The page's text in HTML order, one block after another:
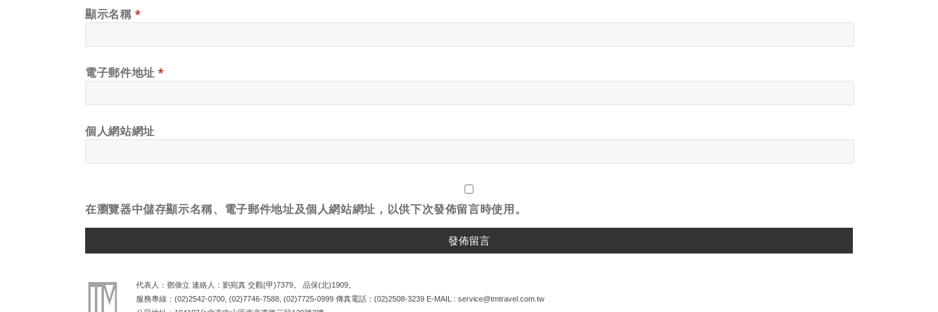
顯示名稱*
電子郵件地址*
個人網站網址
在瀏覽器中儲存顯示名稱、電子郵件地址及個人網站網址，以供下次發佈留言時使用。
代表人：鄧偉立 連絡人：劉宛真 交觀(甲)7379。 品保(北)1909。
服務專線： (02)2542-0700 (02)7746-7588 (02)7725-0999 傳真電話： (02)2508-3239 E-MAIL : service@tmtravel.com.tw